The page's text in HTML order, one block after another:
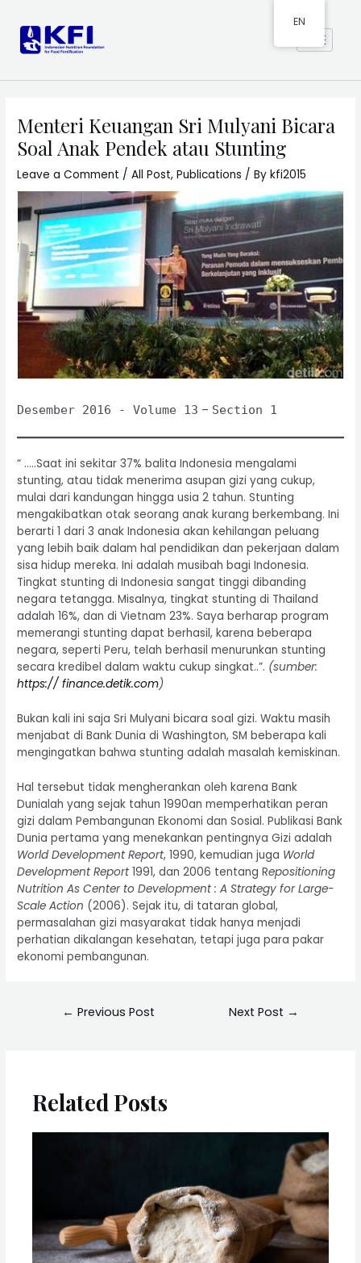
Menteri Keuangan Sri Mulyani Bicara
Soal Anak Pendek atau Stunting
Leave a Comment /All Post,Publications / Bykfi2015
Desember 2016 - Volume 13 – Section 1
“ …..Saat ini sekitar 37% balita Indonesia mengalami
stunting, atau tidak menerima asupan gizi yang cukup,
mulai dari kandungan hingga usia 2 tahun. Stunting
mengakibatkan otak seorang anak kurang berkembang. Ini
berarti 1 dari 3 anak Indonesia akan kehilangan peluang
yang lebih baik dalam hal pendidikan dan pekerjaan dalam
sisa hidup mereka. Ini adalah musibah bagi Indonesia.
Tingkat stunting di Indonesia sangat tinggi dibanding
negara tetangga. Misalnya, tingkat stunting di Thailand
adalah 16%, dan di Vietnam 23%. Saya berharap program
memerangi stunting dapat berhasil, karena beberapa
negara, seperti Peru, telah berhasil menurunkan stunting
secara kredibel dalam waktu cukup singkat..”. (sumber:
https:// finance.detik.com)
Bukan kali ini saja Sri Mulyani bicara soal gizi. Waktu masih
menjabat di Bank Dunia di Washington, SM beberapa kali
mengingatkan bahwa stunting adalah masalah kemiskinan.
Hal tersebut tidak mengherankan oleh karena Bank
Dunialah yang sejak tahun 1990an memperhatikan peran
gizi dalam Pembangunan Ekonomi dan Sosial. Publikasi Bank
Dunia pertama yang menekankan pentingnya Gizi adalah
World Development Report, 1990, kemudian juga World
Development Report1991, dan 2006 tentang Repositioning
Nutrition As Center to Development : A Strategy for Large-
Scale Action (2006). Sejak itu, di tataran global,
permasalahan gizi masyarakat tidak hanya menjadi
perhatian dikalangan kesehatan, tetapi juga para pakar
ekonomi pembangunan.
← Previous Post Next Post →
Related Posts
EN